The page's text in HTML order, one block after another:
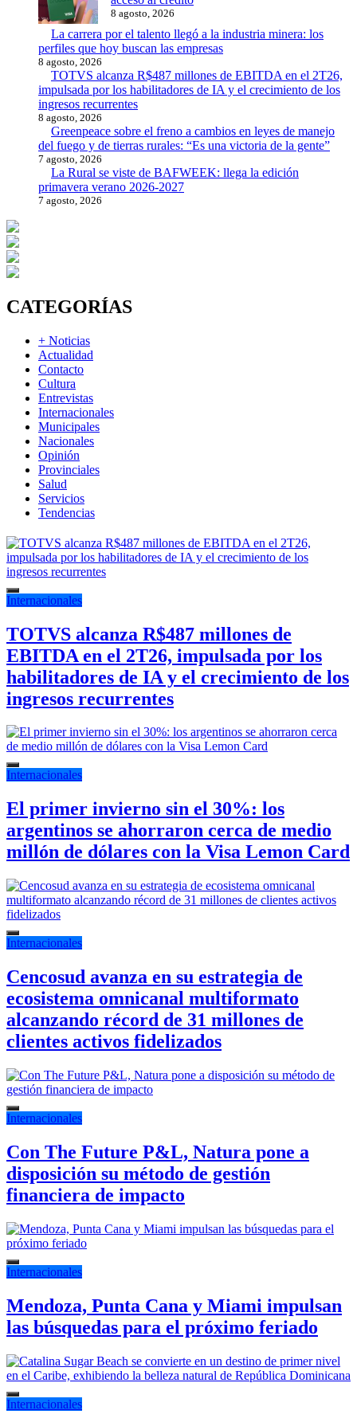
8 agosto, 2026
La carrera por el talento llegó a la industria minera: los
perfiles que hoy buscan las empresas
8 agosto, 2026
TOTVS alcanza R$487 millones de EBITDA en el 2T26,
impulsada por los habilitadores de IA y el crecimiento de los
ingresos recurrentes
8 agosto, 2026
Greenpeace sobre el freno a cambios en leyes de manejo
del fuego y de tierras rurales: “Es una victoria de la gente”
7 agosto, 2026
La Rural se viste de BAFWEEK: llega la edición
primavera verano 2026-2027
7 agosto, 2026
CATEGORÍAS
+ Noticias
Actualidad
Contacto
Cultura
Entrevistas
Internacionales
Municipales
Nacionales
Opinión
Provinciales
Salud
Servicios
Tendencias
Internacionales
TOTVS alcanza R$487 millones de
EBITDA en el 2T26, impulsada por los
habilitadores de IA y el crecimiento de los
ingresos recurrentes
Internacionales
El primer invierno sin el 30%: los
argentinos se ahorraron cerca de medio
millón de dólares con la Visa Lemon Card
Internacionales
Cencosud avanza en su estrategia de
ecosistema omnicanal multiformato
alcanzando récord de 31 millones de
clientes activos fidelizados
Internacionales
Con The Future P&L, Natura pone a
disposición su método de gestión
financiera de impacto
Internacionales
Mendoza, Punta Cana y Miami impulsan
las búsquedas para el próximo feriado
Internacionales